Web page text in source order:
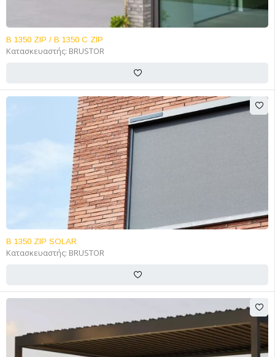
B 1350 ZIP / B 1350 C ZIP
Κατασκευαστής: BRUSTOR
B 1350 ZIP SOLAR
Κατασκευαστής: BRUSTOR